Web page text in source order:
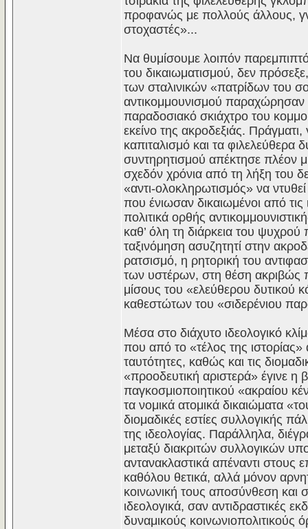
προφανώς με πολλούς άλλους,
στοχαστές»...
Να θυμίσουμε λοιπόν
του δικαιωματισμού, δεν
των σταλινικών «πατρίδων του
αντικομμουνισμού παραχώρησαν
παραδοσιακό σκιάχτρο του
εκείνο της ακροδεξιάς.
καπιταλισμό και τα φιλελεύθερα
συντηρητισμού απέκτησε πλέον
σχεδόν χρόνια από τη λήξη του
«αντι-ολοκληρωτισμός» να
που ένιωσαν δικαιωμένοι από τις
πολιτικά ορθής
καθ’ όλη τη διάρκεια του ψυχρού
ταξινόμηση ασυζητητί στην
ρατσισμό, η ρητορική του
των υστέρων, στη θέση ακριβώς
μίσους του «ελεύθερου δυτικού
καθεστώτων του «σιδερένιου
Μέσα στο διάχυτο ιδεολογικό
που από το «τέλος της ιστορίας»
ταυτότητες, καθώς και τις
«προοδευτική αριστερά» έγινε η
παγκοσμιοποιητικού «ακραίου
τα νομικά ατομικά δικαιώματα
διομαδικές εστίες συλλογικής
της ιδεολογίας. Παράλληλα,
μεταξύ διακριτών συλλογικών
αντανακλαστικά απέναντι στους
καθόλου θετικά, αλλά μόνον
κοινωνική τους αποσύνθεση και
ιδεολογικά, σαν αντιδραστικές
δυναμικούς κοινωνιοπολιτικούς